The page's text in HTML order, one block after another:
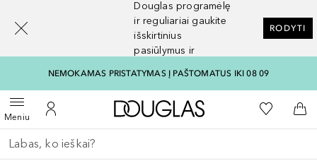
Douglas programėlę
ir reguliariai gaukite
išskirtinius
pasiūlymus ir
RODYTI
NEMOKAMAS PRISTATYMAS Į PAŠTOMATUS IKI 08 09
MeniuAtidaryti meniuĮ mano paskyrą
Į Douglas pagrindinį
Į mano
Į
Grįžk atgal
Vykdykite paiešką
[navigation.slideout.screenreader]